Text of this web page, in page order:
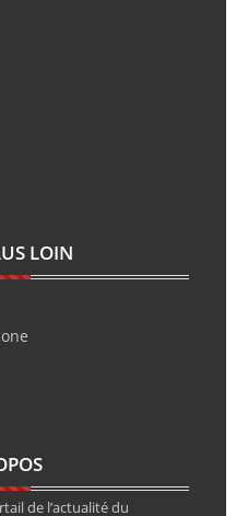
LOIN
de l’actualité du